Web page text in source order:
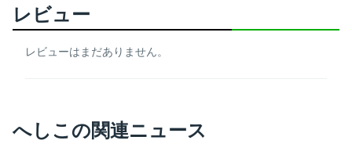
レビュー
レビューはまだありません。
へしこの関連ニュース